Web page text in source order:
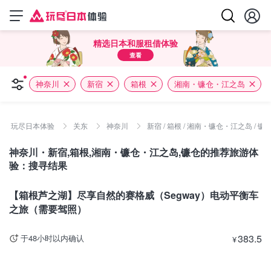
精选日本和服租借体验
查看
神奈川 新宿 箱根 湘南・镰仓・江之岛
玩尽日本体验 关东 神奈川 新宿 / 箱根 / 湘南・镰仓・江之岛 / 镰
神奈川・新宿,箱根,湘南・镰仓・江之岛,镰仓的推荐旅游体
验：搜寻结果
神奈川
【箱根芦之湖】尽享自然的赛格威（Segway）电动平衡车
之旅（需要驾照）
于48小时以内确认 ¥383.5